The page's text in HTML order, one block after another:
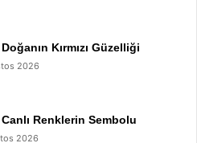
Kırmızı Güzelliği
2026
Renklerin Sembolu
2026